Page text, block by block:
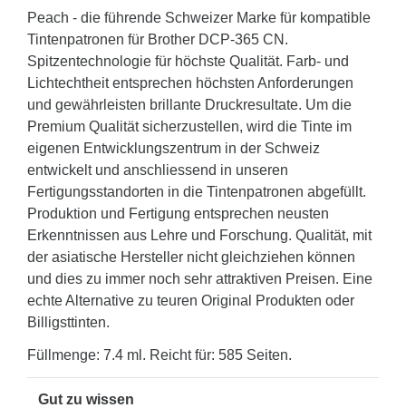
Peach - die führende Schweizer Marke für kompatible
Tintenpatronen für Brother DCP-365 CN.
Spitzentechnologie für höchste Qualität. Farb- und
Lichtechtheit entsprechen höchsten Anforderungen
und gewährleisten brillante Druckresultate. Um die
Premium Qualität sicherzustellen, wird die Tinte im
eigenen Entwicklungszentrum in der Schweiz
entwickelt und anschliessend in unseren
Fertigungsstandorten in die Tintenpatronen abgefüllt.
Produktion und Fertigung entsprechen neusten
Erkenntnissen aus Lehre und Forschung. Qualität, mit
der asiatische Hersteller nicht gleichziehen können
und dies zu immer noch sehr attraktiven Preisen. Eine
echte Alternative zu teuren Original Produkten oder
Billigsttinten.
Füllmenge: 7.4 ml. Reicht für: 585 Seiten.
Gut zu wissen